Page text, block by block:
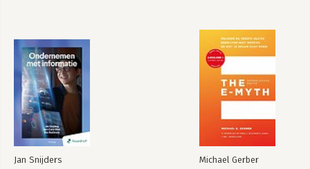
Jan Snijders Michael Gerber